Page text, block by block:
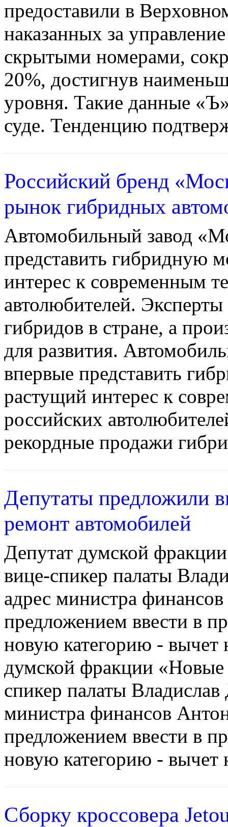
предоставили в
наказанных за
скрытыми номерами,
20%, достигнув
уровня. Такие данные
суде. Тенденцию
Российский бренд
рынок гибридных
Автомобильный завод
представить гибридную
интерес к современным
автолюбителей.
гибридов в стране, а
для развития.
впервые представить
растущий интерес к
российских
рекордные продажи
Депутаты предложили
ремонт автомобилей
Депутат думской
вице-спикер палаты
адрес министра
предложением ввести в
новую категорию - вычет
думской фракции
спикер палаты
министра финансов
предложением ввести в
новую категорию - вычет
Сборку кроссовера